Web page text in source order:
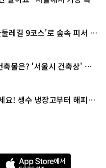
레길 9코스'로 숲속 피서 떠
축물은? '서울시 건축상' 수
요! 생수 냉장고부터 해피소
A
p